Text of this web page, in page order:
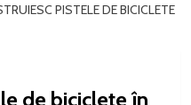
PISTELE DE BICICLETE
de biciclete în